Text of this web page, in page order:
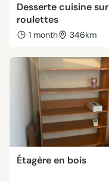
Desserte cuisine sur
roulettes
1 month 346km
Étagère en bois